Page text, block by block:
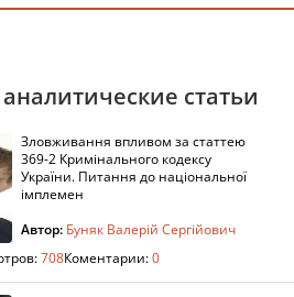
статьи
Зловживання впливом за статтею
369-2 Кримінального кодексу
України. Питання до національної
імплемен
Автор: Буняк Валерій Сергійович
708Коментарии:0